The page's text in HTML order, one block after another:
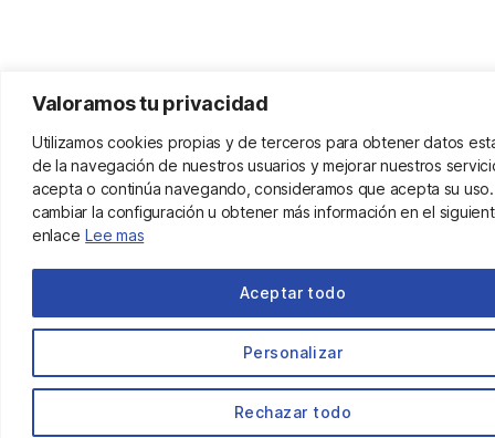
Valoramos tu privacidad
Utilizamos cookies propias y de terceros para obtener datos
de la navegación de nuestros usuarios y mejorar nuestros
acepta o continúa navegando, consideramos que acepta su
cambiar la configuración u obtener más información en el
enlace Lee mas
Personalizar
Rechazar todo
Aceptar todo